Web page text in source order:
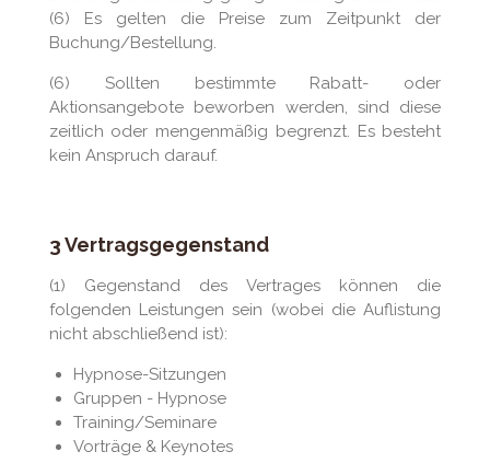
(6) Es gelten die Preise zum Zeitpunkt der
Buchung/Bestellung.
(6) Sollten bestimmte Rabatt- oder
Aktionsangebote beworben werden, sind diese
zeitlich oder mengenmäßig begrenzt. Es besteht
kein Anspruch darauf.
3 Vertragsgegenstand
(1) Gegenstand des Vertrages können die
folgenden Leistungen sein (wobei die Auflistung
nicht abschließend ist):
Hypnose-Sitzungen
Gruppen - Hypnose
Training/Seminare
Vorträge & Keynotes